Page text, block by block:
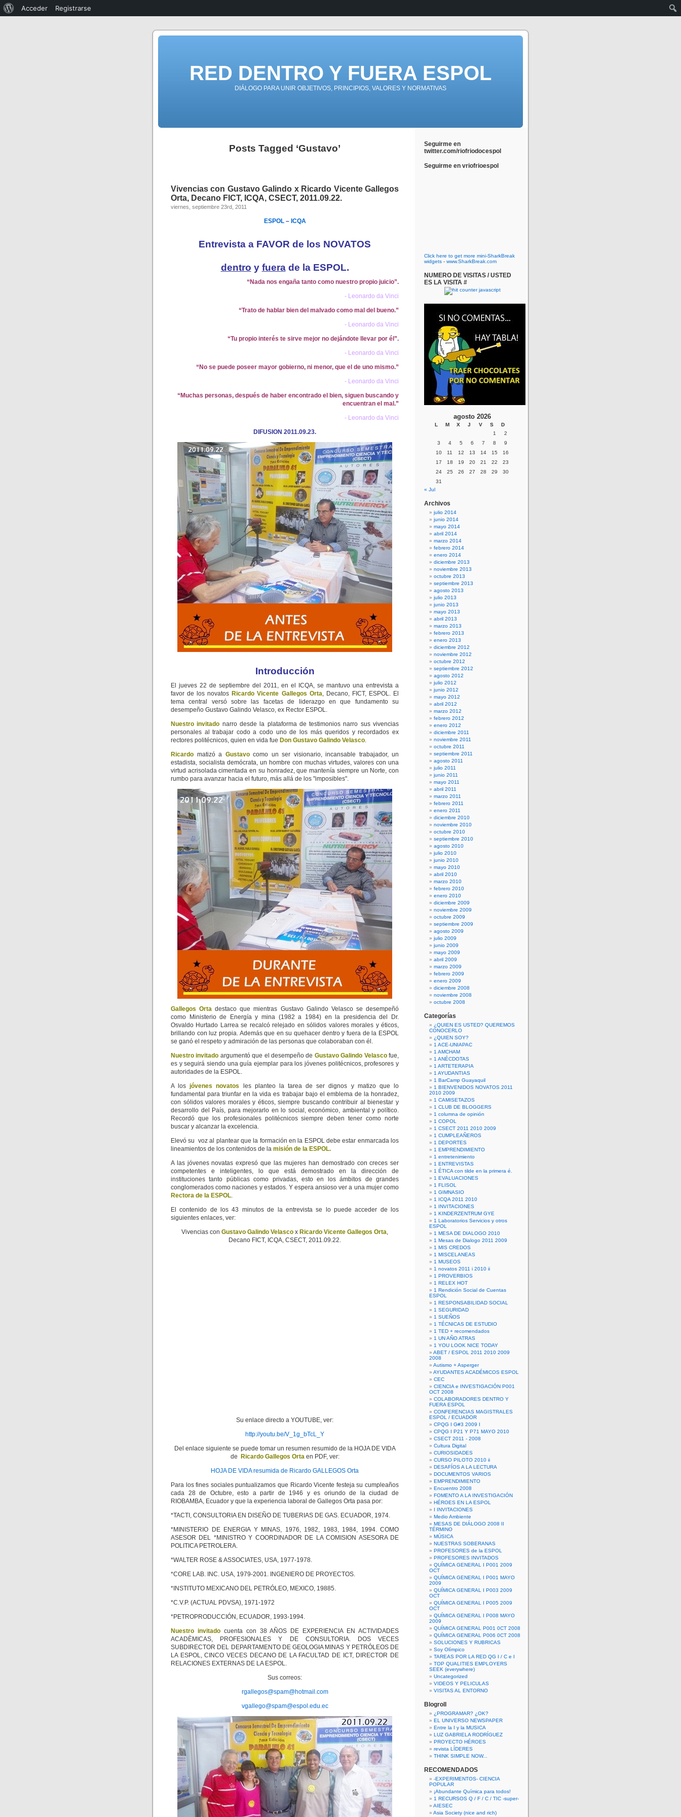
RED DENTRO Y FUERA ESPOL
DIÁLOGO PARA UNIR OBJETIVOS, PRINCIPIOS, VALORES Y NORMATIVAS
Posts Tagged ‘Gustavo’
Vivencias con Gustavo Galindo x Ricardo Vicente Gallegos
Orta, Decano FICT, ICQA, CSECT, 2011.09.22.
viernes, septiembre 23rd, 2011
ESPOL– ICQA
Entrevista a FAVOR de los NOVATOS
dentro y fuerade la ESPOL.
“Nada nos engaña tanto como nuestro propio juicio”.
- Leonardo da Vinci
“Trato de hablar bien del malvado como mal del bueno.”
- Leonardo da Vinci
“Tu propio interés te sirve mejor no dejándote llevar por él”.
- Leonardo da Vinci
“No se puede poseer mayor gobierno, ni menor, que el de uno mismo.”
- Leonardo da Vinci
“Muchas personas, después de haber encontrado el bien, siguen buscando y
encuentran el mal.”
- Leonardo da Vinci
DIFUSION 2011.09.23.
Introducción
El jueves 22 de septiembre del 2011, en el ICQA, se mantuvo una entrevista a
favor de los novatos Ricardo Vicente Gallegos Orta, Decano, FICT, ESPOL. El
tema central versó sobre las facetas de liderazgo en que fundamento su
desempeño Gustavo Galindo Velasco, ex Rector ESPOL.
Nuestro invitado narro desde la plataforma de testimonios narro sus vivencias
personales al trabajar codo a codo uno de los más queridos y recordados ex
rectores politécnicos, quien en vida fue Don Gustavo Galindo Velasco.
Ricardo matizó a Gustavocomo un ser visionario, incansable trabajador, un
estadista, socialista demócrata, un hombre con muchas virtudes, valores con una
virtud acrisolada cimentada en su honradez, que mantenía siempre un Norte, con
rumbo para avanzar hacia el futuro, más allá de los "imposibles".
Gallegos Ortadestaco que mientras Gustavo Galindo Velasco se desempeñó
como Ministerio de Energía y mina (1982 a 1984) en la presidencia del Dr.
Osvaldo Hurtado Larrea se recalcó relejado en sólidos valores morales y éticos,
brillando con luz propia. Además que en su quehacer dentro y fuera de la ESPOL
se ganó el respeto y admiración de las personas que colaboraban con él.
Nuestro invitado argumentó que el desempeño de Gustavo Galindo Velascofue,
es y seguirá siendo una guía ejemplar para los jóvenes politécnicos, profesores y
autoridades de la ESPOL.
A los jóvenes novatos
les planteo la tarea de ser dignos y matizo que lo
fundamental para triunfar en la vida es trabajar bajo el emblema de la honradez,
con sólidos valores morales y éticos, siempre buscando contribuir al bienestar y
desarrollo del País, para mejorarlo en lo social, económico, ambiental y político.
Recordó que los profesionales politécnicos siempre deben tener como norte
buscar y alcanzar la excelencia.
Elevó su voz al plantear que la formación en la ESPOL debe estar enmarcada los
lineamientos de los contenidos de la misión de la ESPOL.
A las jóvenes novatas expresó que las mujeres han demostrado con creces ser
competentes e inteligentes, lo que está demostrado en la dirección de
instituciones tanto públicas como privadas, esto en los ámbitos de grandes
conglomerados como naciones y estados. Y espera ansioso ver a una mujer como
Rectora de la ESPOL.
El contenido de los 43 minutos de la entrevista se lo puede acceder de los
siguientes enlaces, ver:
Vivencias con Gustavo Galindo Velasco x Ricardo Vicente Gallegos Orta,
Decano FICT, ICQA, CSECT, 2011.09.22.
Su enlace directo a YOUTUBE, ver:
http://youtu.be/V_1g_bTcL_Y
Del enlace siguiente se puede tomar un resumen resumido de la HOJA DE VIDA
de
Ricardo Gallegos Ortaen PDF, ver:
HOJA DE VIDA resumida de Ricardo GALLEGOS Orta
Para los fines sociales puntualizamos que Ricardo Vicente festeja su cumpleaños
cada 28 de Octubre, esto a partir de 1946 y es oriundo de la ciudad de
RIOBAMBA, Ecuador y que la experiencia laboral de Gallegos Orta pasa por:
*TACTI, CONSULTORIA EN DISEÑO DE TUBERIAS DE GAS. ECUADOR, 1974.
*MINISTERIO DE ENERGIA Y MINAS, 1976, 1982, 1983, 1984, 1994. COMO
ASESOR DEL *MINISTRO Y COORDINADOR DE LA COMISION ASESORA DE
POLITICA PETROLERA.
*WALTER ROSE & ASSOCIATES, USA, 1977-1978.
*CORE LAB. INC. USA, 1979-2001. INGENIERO DE PROYECTOS.
*INSTITUTO MEXICANO DEL PETRÓLEO, MEXICO, 19885.
*C.V.P. (ACTUAL PDVSA), 1971-1972
*PETROPRODUCCIÓN, ECUADOR, 1993-1994.
Nuestro invitadocuenta con 38 AÑOS DE EXPERIENCIA EN ACTIVIDADES
ACADÈMICAS, PROFESIONALES Y DE CONSULTORIA. DOS VECES
SUBDIRECTOR DEL DEPARTAMENTO DE GEOLOGIA MINAS Y PETRÓLEOS DE
LA ESPOL, CINCO VECES DECANO DE LA FACULTAD DE ICT, DIRECTOR DE
RELACIONES EXTERNAS DE LA ESPOL.
Sus correos:
rgallegos@spam@hotmail.com
vgallego@spam@espol.edu.ec
Seguirme en
twitter.com/riofriodocespol
Seguirme en vriofrioespol
Click here to get more mini-SharkBreak
widgets - www.SharkBreak.com
NUMERO DE VISITAS / USTED
ES LA VISITA #
agosto 2026
L M X J V S
D
1
2
3
4 5 6 7 8
9
10
11 12 13 14 15
16
17
18 19 20 21 22
23
24
25 26 27 28 29
30
31
« Jul
Archivos
julio 2014
junio 2014
mayo 2014
abril 2014
marzo 2014
febrero 2014
enero 2014
diciembre 2013
noviembre 2013
octubre 2013
septiembre 2013
agosto 2013
julio 2013
junio 2013
mayo 2013
abril 2013
marzo 2013
febrero 2013
enero 2013
diciembre 2012
noviembre 2012
octubre 2012
septiembre 2012
agosto 2012
julio 2012
junio 2012
mayo 2012
abril 2012
marzo 2012
febrero 2012
enero 2012
diciembre 2011
noviembre 2011
octubre 2011
septiembre 2011
agosto 2011
julio 2011
junio 2011
mayo 2011
abril 2011
marzo 2011
febrero 2011
enero 2011
diciembre 2010
noviembre 2010
octubre 2010
septiembre 2010
agosto 2010
julio 2010
junio 2010
mayo 2010
abril 2010
marzo 2010
febrero 2010
enero 2010
diciembre 2009
noviembre 2009
octubre 2009
septiembre 2009
agosto 2009
julio 2009
junio 2009
mayo 2009
abril 2009
marzo 2009
febrero 2009
enero 2009
diciembre 2008
noviembre 2008
octubre 2008
Categorías
¿QUIEN ES USTED? QUEREMOS
CONOCERLO
¿QUIEN SOY?
1 ACE-UNIAPAC
1 AMCHAM
1 ANÉCDOTAS
1 ARTETERAPIA
1 AYUDANTIAS
1 BarCamp Guayaquil
1 BIENVENIDOS NOVATOS 2011
2010 2009
1 CAMISETAZOS
1 CLUB DE BLOGGERS
1 columna de opinión
1 COPOL
1 CSECT 2011 2010 2009
1 CUMPLEAÑEROS
1 DEPORTES
1 EMPRENDIMIENTO
1 entretenimiento
1 ENTREVISTAS
1 ÉTICA con tilde en la primera é.
1 EVALUACIONES
1 FLISOL
1 GIMNASIO
1 ICQA 2011 2010
1 INVITACIONES
1 KINDERZENTRUM GYE
1 Laboratorios Servicios y otros
ESPOL
1 MESA DE DIALOGO 2010
1 Mesas de Dialogo 2011 2009
1 MIS CREDOS
1 MISCELANEAS
1 MUSEOS
1 novatos 2011 i 2010 ii
1 PROVERBIOS
1 RELEX HOT
1 Rendición Social de Cuentas
ESPOL
1 RESPONSABILIDAD SOCIAL
1 SEGURIDAD
1 SUEÑOS
1 TÉCNICAS DE ESTUDIO
1 TED + recomendados
1 UN AÑO ATRAS
1 YOU LOOK NICE TODAY
ABET / ESPOL 2011 2010 2009
2008
Autismo + Asperger
AYUDANTES ACADÉMICOS ESPOL
CEC
CIENCIA e INVESTIGACIÓN P001
OCT 2008
COLABORADORES DENTRO Y
FUERA ESPOL
CONFERENCIAS MAGISTRALES
ESPOL / ECUADOR
CPQG I G#3 2009 I
CPQG I P21 Y P71 MAYO 2010
CSECT 2011 - 2008
Cultura Digital
CURIOSIDADES
CURSO PILOTO 2010 ii
DESAFÍOS A LA LECTURA
DOCUMENTOS VARIOS
EMPRENDIMIENTO
Encuentro 2008
FOMENTO A LA INVESTIGACIÓN
HÉROES EN LA ESPOL
I INVITACIONES
Medio Ambiente
MESAS DE DIÁLOGO 2008 II
TÉRMINO
MÚSICA
NUESTRAS SOBERANAS
PROFESORES de la ESPOL
PROFESORES INVITADOS
QUÍMICA GENERAL I P001 2009
OCT
QUÍMICA GENERAL I P001 MAYO
2009
QUÍMICA GENERAL I P003 2009
OCT
QUÍMICA GENERAL I P005 2009
OCT
QUÍMICA GENERAL I P008 MAYO
2009
QUÍMICA GENERAL P001 0CT 2008
QUÍMICA GENERAL P006 0CT 2008
SOLUCIONES Y RUBRICAS
Soy Olímpico
TAREAS POR LA RED QG I / C e I
TOP QUALITIES EMPLOYERS
SEEK (everywhere)
Uncategorized
VIDEOS Y PELICULAS
VISITAS AL ENTORNO
Blogroll
¿PROGRAMAR? ¿OK?
EL UNIVERSO NEWSPAPER
Entre la I y la MUSICA
LUZ GABRIELA RODRÍGUEZ
PROYECTO HÉROES
revista LÍDERES
THINK SIMPLE NOW...
RECOMENDADOS
-EXPERIMENTOS- CIENCIA
POPULAR
¡Abundante Química para todos!
1 RECURSOS Q / F / C / TIC -super-
AIESEC
Asia Society (nice and rich)
Acceder Registrarse